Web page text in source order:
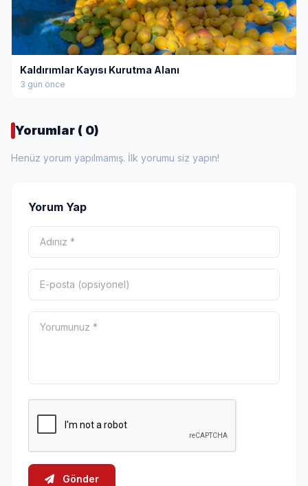
Kaldırımlar Kayısı Kurutma Alanı
3 gün önce
Yorumlar ( 0)
Henüz yorum yapılmamış. İlk yorumu siz yapın!
Yorum Yap
Gönder